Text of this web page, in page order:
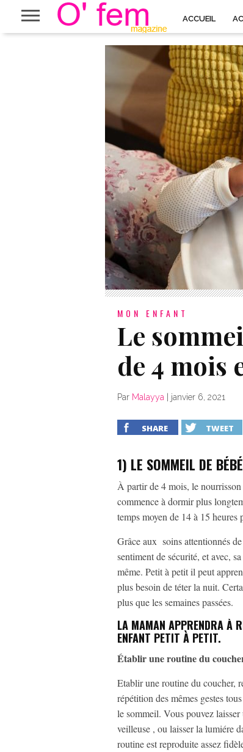
ACCUEIL
MON ENFANT
Le
de 4 mois
Par Malayya janvier 6, 2021
SHARE TWEET
1) LE SOMMEIL DE
À partir de 4 mois, le
commence à dormir plus
temps moyen de 14 à 15 heures
Grâce aux soins attentionnés
sentiment de sécurité, et avec,
même. Petit à petit il peut
plus besoin de téter la nuit.
plus que les semaines passées.
LA MAMAN APPRENDRA À
ENFANT PETIT À PETIT.
Établir une routine du
Etablir une routine du coucher,
répétition des mêmes gestes
le sommeil. Vous pouvez
veilleuse , ou laisser la lumiére
routine est reproduite assez